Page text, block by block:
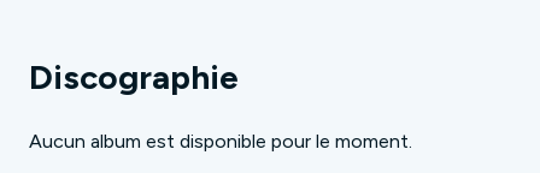
Discographie
Aucun album est disponible pour le moment.